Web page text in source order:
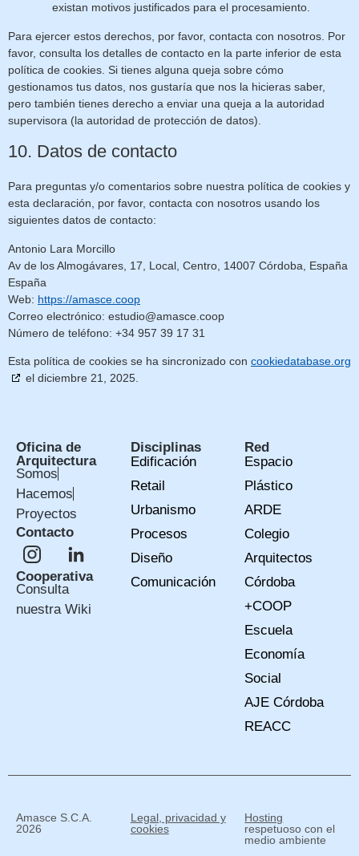
existan motivos justificados para el procesamiento.
Para ejercer estos derechos, por favor, contacta con nosotros. Por
favor, consulta los detalles de contacto en la parte inferior de esta
política de cookies. Si tienes alguna queja sobre cómo
gestionamos tus datos, nos gustaría que nos la hicieras saber,
pero también tienes derecho a enviar una queja a la autoridad
supervisora (la autoridad de protección de datos).
10. Datos de contacto
Para preguntas y/o comentarios sobre nuestra política de cookies y
esta declaración, por favor, contacta con nosotros usando los
siguientes datos de contacto:
Antonio Lara Morcillo
Av de los Almogávares, 17, Local, Centro, 14007 Córdoba, España
España
Web: https://amasce.coop
Correo electrónico: estudio@amasce.coop
Número de teléfono: +34 957 39 17 31
Esta política de cookies se ha sincronizado con cookiedatabase.org
el diciembre 21, 2025.
Oficina de
Arquitectura
Somos
Hacemos
Proyectos
Contacto
Cooperativa
Consulta
nuestra Wiki
Disciplinas
Edificación
Retail
Urbanismo
Procesos
Diseño
Comunicación
Red
Espacio
Plástico
ARDE
Colegio
Arquitectos
Córdoba
+COOP
Escuela
Economía
Social
AJE Córdoba
REACC
Amasce S.C.A.
2026
Legal, privacidad y
cookies
Hosting
respetuoso con el
medio ambiente